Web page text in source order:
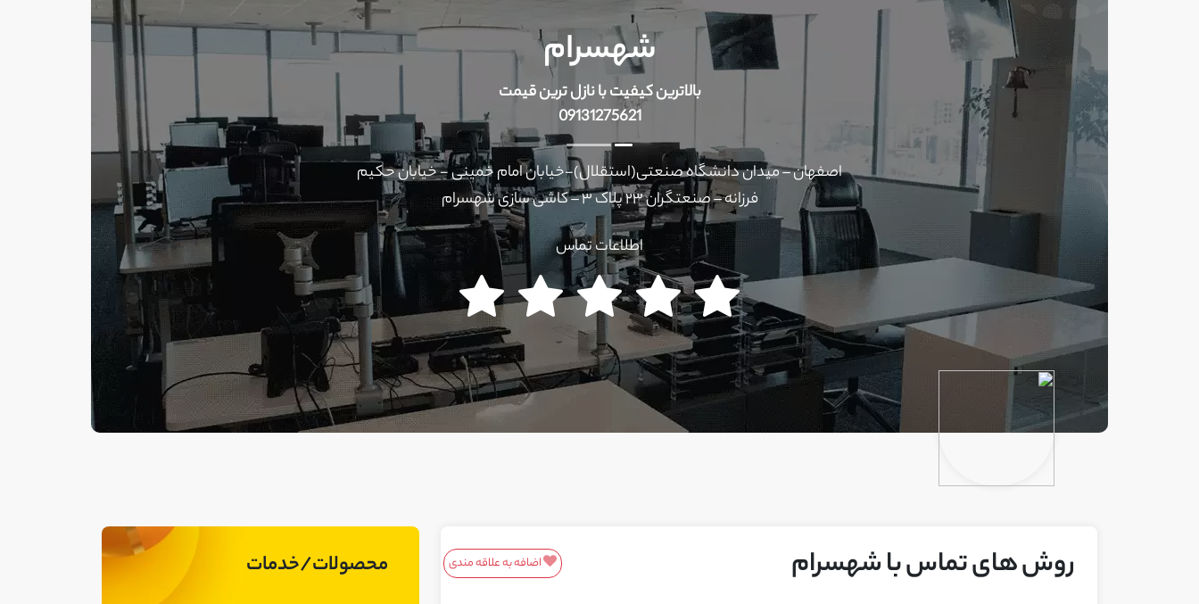
شهسرام
بالاترین کیفیت با نازل ترین قیمت
09131275621
اصفهان – میدان دانشگاه صنعتی(استقلال)-خیابان امام خمینی - خیابان حکیم
فرزانه – صنعتگران ۲۳ پلاک ۳ – کاشی سازی شهسرام
اطلاعات تماس
روش های تماس با شهسرام اضافه به علاقه مندی محصولات/خدمات